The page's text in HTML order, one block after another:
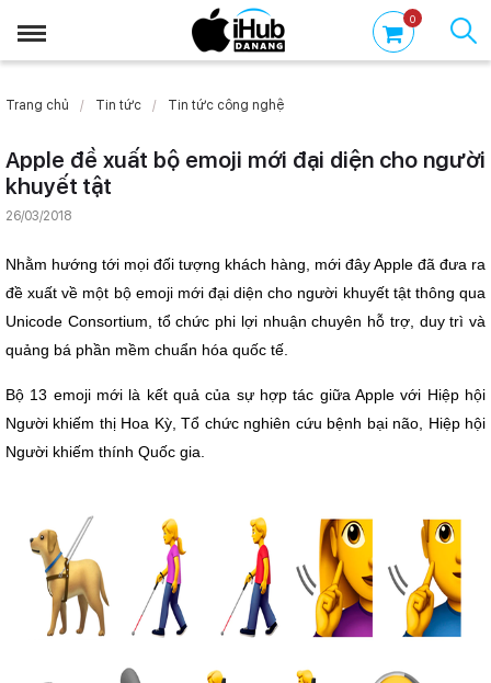
0
Trang chủ Tin tức Tin tức công nghệ
Apple đề xuất bộ emoji mới đại diện cho người
khuyết tật
26/03/2018
Nhằm hướng tới mọi đối tượng khách hàng, mới đây Apple đã đưa ra
đề xuất về một bộ emoji mới đại diện cho người khuyết tật thông qua
Unicode Consortium, tổ chức phi lợi nhuận chuyên hỗ trợ, duy trì và
quảng bá phần mềm chuẩn hóa quốc tế.
Bộ 13 emoji mới là kết quả của sự hợp tác giữa Apple với Hiệp hội
Người khiếm thị Hoa Kỳ, Tổ chức nghiên cứu bệnh bại não, Hiệp hội
Người khiếm thính Quốc gia.